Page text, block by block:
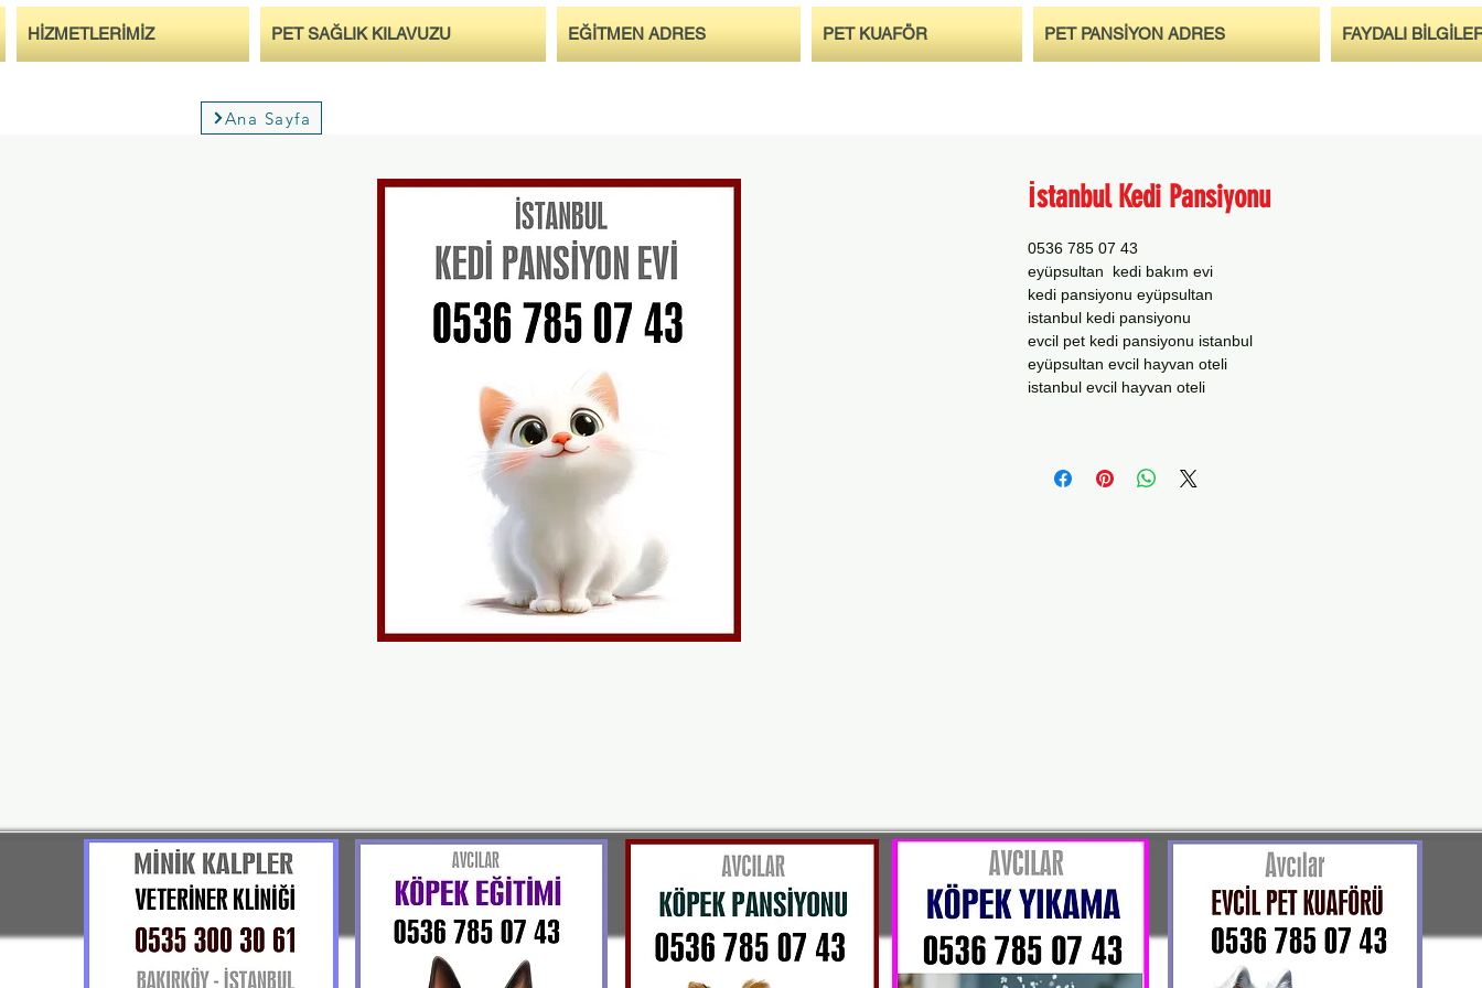
HİZMETLERİMİZ PET SAĞLIK KILAVUZU EĞİTMEN ADRES PET KUAFÖR PET PANSİYON ADRES FAYDALI
Ana Sayfa
İstanbul Kedi Pansiyonu
0536 785 07 43
eyüpsultan kedi bakım evi
kedi pansiyonu eyüpsultan
istanbul kedi pansiyonu
evcil pet kedi pansiyonu istanbul
eyüpsultan evcil hayvan oteli
istanbul evcil hayvan oteli